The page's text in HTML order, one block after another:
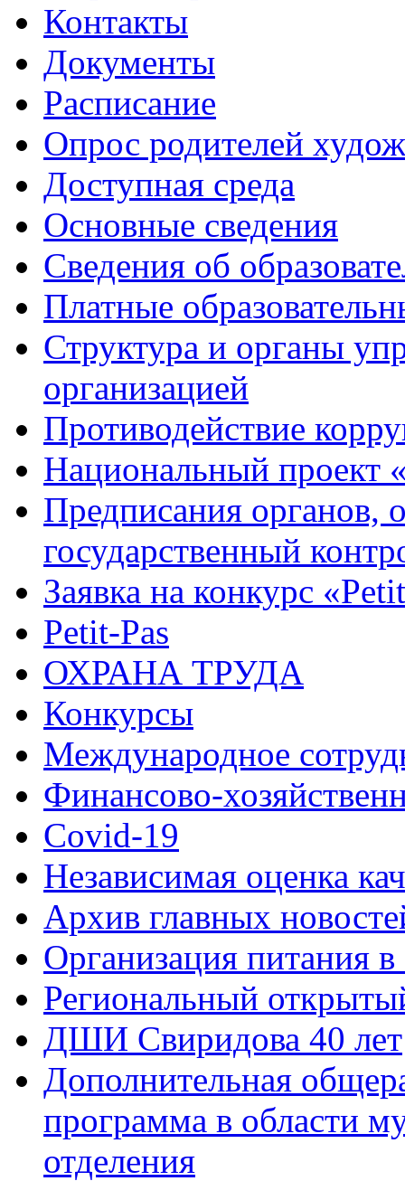
Контакты
Документы
Расписание
Опрос родителей
Доступная среда
Основные сведения
Сведения об
Платные
Структура и органы
организацией
Противодействие
Национальный проект
Предписания органов,
государственный
Заявка на конкурс
Petit-Pas
ОХРАНА ТРУДА
Конкурсы
Международное
Финансово-
Covid-19
Независимая оценка
Архив главных
Организация питания в
Региональный
ДШИ Свиридова 40 лет
Дополнительная
программа в области
отделения